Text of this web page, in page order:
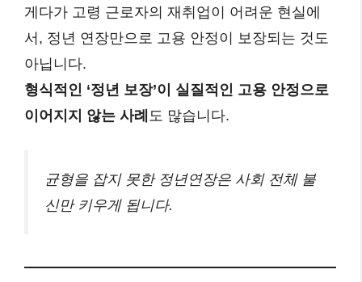
게다가 고령 근로자의 재취업이 어려운 현실에
서, 정년 연장만으로 고용 안정이 보장되는 것도
아닙니다.
형식적인 ‘정년 보장’이 실질적인 고용 안정으로
이어지지 않는 사례 도 많습니다.
균형을 잡지 못한 정년연장은 사회 전체 불
신만 키우게 됩니다.